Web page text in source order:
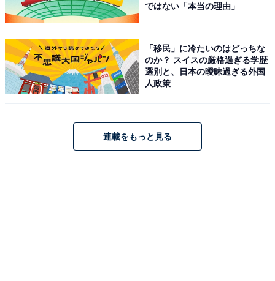
ではない「本当の理由」
「移民」に冷たいのはどっちな
のか？ スイスの厳格過ぎる学歴
選別と、日本の曖昧過ぎる外国
人政策
連載をもっと見る